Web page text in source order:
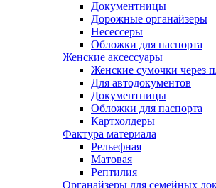
Документницы
Дорожные органайзеры
Несессеры
Обложки для паспорта
Женские аксессуары
Женские сумочки через
Для автодокументов
Документницы
Обложки для паспорта
Картхолдеры
Фактура материала
Рельефная
Матовая
Рептилия
Органайзеры для семейных